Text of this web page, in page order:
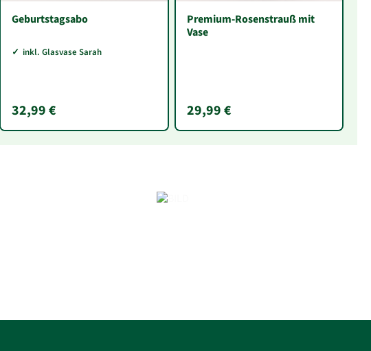
Geburtstagsabo
inkl. Glasvase Sarah
32,99 €
Premium-Rosenstrauß mit
Vase
29,99 €